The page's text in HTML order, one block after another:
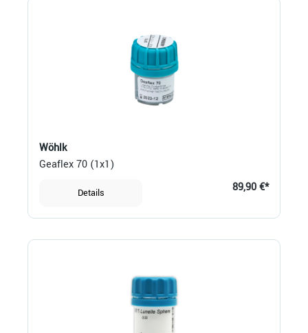
Wöhlk
Geaflex 70 (1x1)
Details 89,90 €*